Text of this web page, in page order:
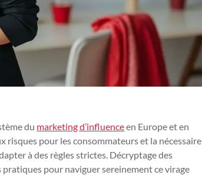
du marketing d’influenceen Europe et en
risques pour les consommateurs et la nécessaire
à des règles strictes. Décryptage des
pour naviguer sereinement ce virage